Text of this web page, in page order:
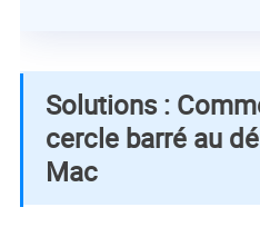
Solutions :
cercle barré au
Mac